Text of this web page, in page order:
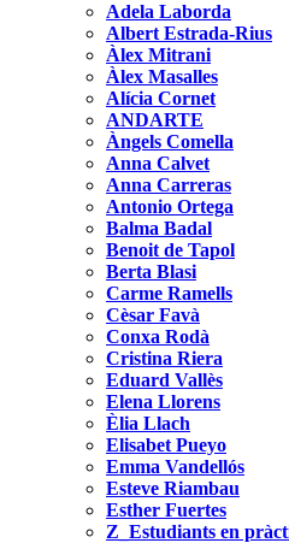
Adela Laborda
Albert Estrada-Rius
Àlex Mitrani
Àlex Masalles
Alícia Cornet
ANDARTE
Àngels Comella
Anna Calvet
Anna Carreras
Antonio Ortega
Balma Badal
Benoit de Tapol
Berta Blasi
Carme Ramells
Cèsar Favà
Conxa Rodà
Cristina Riera
Eduard Vallès
Elena Llorens
Èlia Llach
Elisabet Pueyo
Emma Vandellós
Esteve Riambau
Esther Fuertes
Z_Estudiants en